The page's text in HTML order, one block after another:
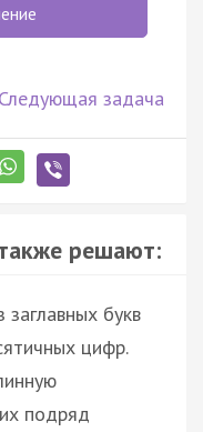
Следующая задача
решают:
букв
цифр.
подряд